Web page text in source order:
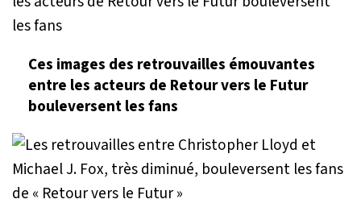
Ces images des retrouvailles émouvantes
entre les acteurs de Retour vers le Futur
bouleversent les fans